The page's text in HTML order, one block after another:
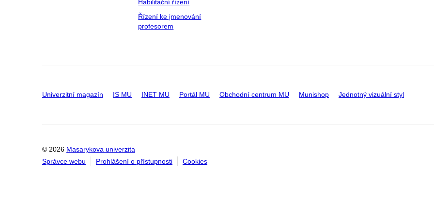
Habilitační řízení
Řízení ke jmenování
profesorem
Univerzitní magazín IS MU INET MU Portál MU Obchodní centrum MU Munishop Jednotný vizuální styl
© 2026 Masarykova univerzita
Správce webu
Prohlášení o přístupnosti Cookies